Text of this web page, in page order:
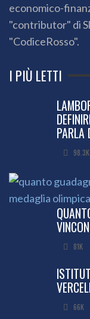
economico-
"contributor" di
"CodiceRosso".
I PIÙ LETTI
PARLA
98.3K
81K
66K